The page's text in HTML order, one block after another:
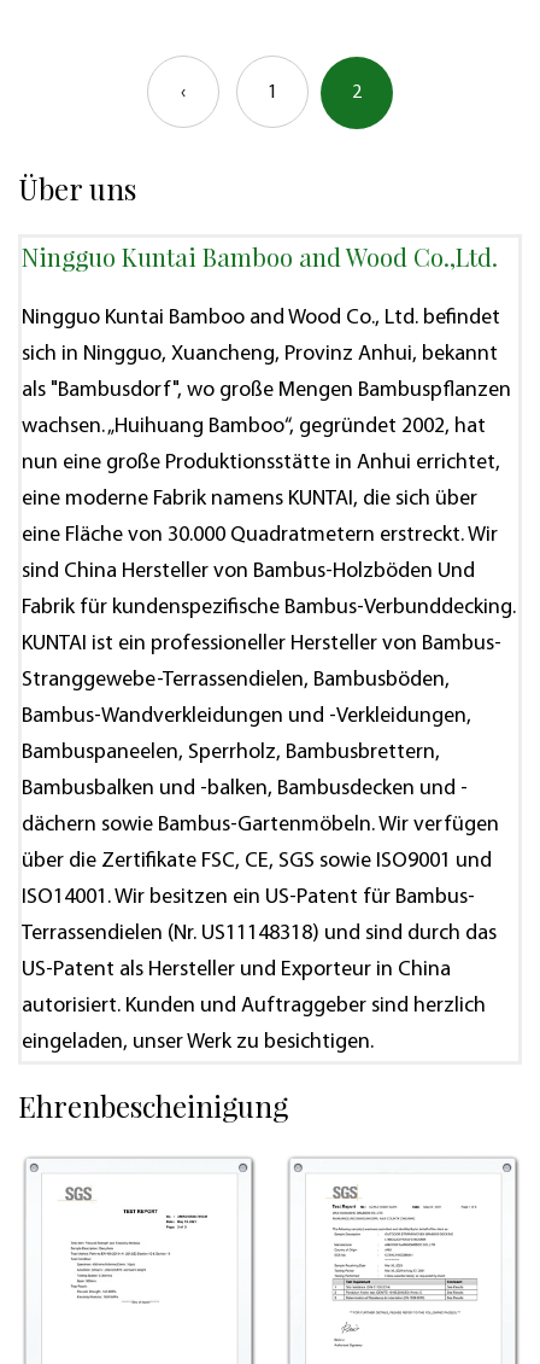
‹ 1 2
Über uns
Ningguo Kuntai Bamboo and Wood Co.,Ltd.
Ningguo Kuntai Bamboo and Wood Co., Ltd. befindet
sich in Ningguo, Xuancheng, Provinz Anhui, bekannt
als "Bambusdorf", wo große Mengen Bambuspflanzen
wachsen. „Huihuang Bamboo“, gegründet 2002, hat
nun eine große Produktionsstätte in Anhui errichtet,
eine moderne Fabrik namens KUNTAI, die sich über
eine Fläche von 30.000 Quadratmetern erstreckt. Wir
sind China Hersteller von Bambus-Holzböden Und
Fabrik für kundenspezifische Bambus-Verbunddecking.
KUNTAI ist ein professioneller Hersteller von Bambus-
Stranggewebe-Terrassendielen, Bambusböden,
Bambus-Wandverkleidungen und -Verkleidungen,
Bambuspaneelen, Sperrholz, Bambusbrettern,
Bambusbalken und -balken, Bambusdecken und -
dächern sowie Bambus-Gartenmöbeln. Wir verfügen
über die Zertifikate FSC, CE, SGS sowie ISO9001 und
ISO14001. Wir besitzen ein US-Patent für Bambus-
Terrassendielen (Nr. US11148318) und sind durch das
US-Patent als Hersteller und Exporteur in China
autorisiert. Kunden und Auftraggeber sind herzlich
eingeladen, unser Werk zu besichtigen.
Ehrenbescheinigung